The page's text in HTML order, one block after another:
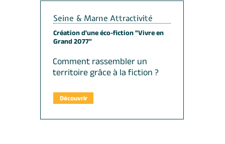
Seine & Marne Attractivité
Création d'une éco-fiction "Vivre en
Grand 2077"
Comment rassembler un
territoire grâce à la fiction ?
Découvrir